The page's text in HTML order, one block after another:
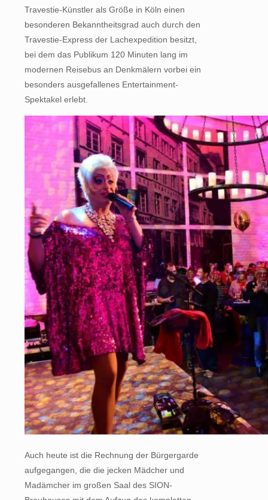
Travestie-Künstler als Größe in Köln einen
besonderen Bekanntheitsgrad auch durch den
Travestie-Express der Lachexpedition besitzt,
bei dem das Publikum 120 Minuten lang im
modernen Reisebus an Denkmälern vorbei ein
besonders ausgefallenes Entertainment-
Spektakel erlebt.
Auch heute ist die Rechnung der Bürgergarde
aufgegangen, die die jecken Mädcher und
Madämcher im großen Saal des SION-